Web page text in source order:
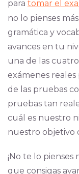
para tomar el
no lo pienses
gramática y
avances en tu
una de las
exámenes
de las pruebas
pruebas tan
cuál es nuestro
nuestro objetivo
¡No te lo pienses
que consigas